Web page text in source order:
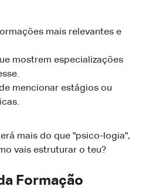
mais relevantes e
mostrem especializações
mencionar estágios ou
mais do que "psico-logia",
vais estruturar o teu?
Formação